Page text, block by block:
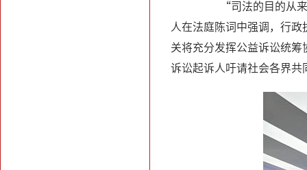
“司法的目的从来不
人在法庭陈词中强调，行
关将充分发挥公益诉讼统
诉讼起诉人吁请社会各界共